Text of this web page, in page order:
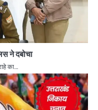
ने दबोचा
का…